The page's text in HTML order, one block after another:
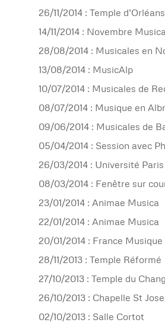
26/11/2014 : Temple d’Orléans
14/11/2014 : Novembre
28/08/2014 : Musicales en
13/08/2014 : MusicAlp
10/07/2014 : Musicales de
08/07/2014 : Musique en
09/06/2014 : Musicales de
05/04/2014 : Session avec
26/03/2014 : Université
08/03/2014 : Fenêtre sur
23/01/2014 : Animae Musica
22/01/2014 : Animae Musica
20/01/2014 : France Musique
28/11/2013 : Temple Réformé
27/10/2013 : Temple du
26/10/2013 : Chapelle St
02/10/2013 : Salle Cortot